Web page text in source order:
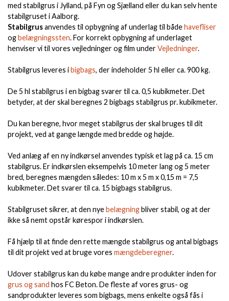
med stabilgrus i Jylland, på Fyn og Sjælland eller du kan selv hente
stabilgruset i Aalborg.
Stabilgrusanvendes til opbygning af underlag til bådehavefliser
ogbelægningssten. For korrekt opbygning af underlaget
henviser vi til vores vejledninger og film underVejledninger.
Stabilgrus leveres ibigbags, der indeholder 5 hl eller ca. 900 kg.
De 5 hl stabilgrus i en bigbag svarer til ca. 0,5 kubikmeter. Det
betyder, at der skal beregnes 2 bigbags stabilgrus pr. kubikmeter.
Du kan beregne, hvor meget stabilgrus der skal bruges til dit
projekt, ved at gange længde med bredde og højde.
Ved anlæg af en ny indkørsel anvendes typisk et lag på ca. 15 cm
stabilgrus. Er indkørslen eksempelvis 10 meter lang og 5 meter
bred, beregnes mængden således: 10 m x 5 m x 0,15 m = 7,5
kubikmeter. Det svarer til ca. 15 bigbags stabilgrus.
Stabilgruset sikrer, at den nyebelægningbliver stabil, og at der
ikke så nemt opstår kørespor i indkørslen.
Få hjælp til at finde den rette mængde stabilgrus og antal bigbags
til dit projekt ved at bruge vores mængdeberegner.
Udover stabilgrus kan du købe mange andre produkter inden for
grus og sand hos FC Beton. De fleste af vores grus- og
sandprodukter leveres som bigbags, mens enkelte også fås i